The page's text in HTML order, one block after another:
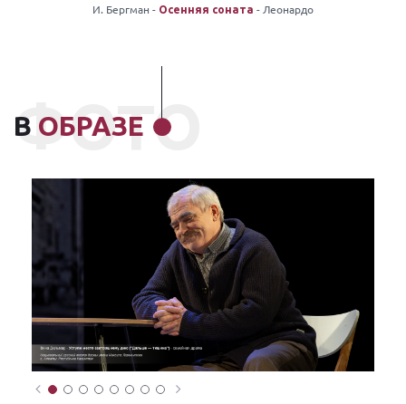
И. Бергман - Осенняя соната - Леонардо
В ОБРАЗЕ
ФОТО